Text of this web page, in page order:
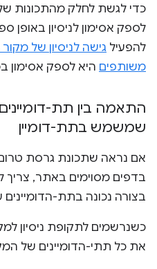
כדי לגשת לחלק מהתכונות של
לספק אסימון לניסיון באופן
להפעיל
משותפים היא לספק אסימון
התאמה בין תת-
שמשמש בתת-דומיין
אם נראה שתכונת גרסת
בדפים מסוימים באתר, צריך
בצורה נכונה בתת-
כשנרשמים לתקופת ניסיון
את כל תתי-הדומיינים של